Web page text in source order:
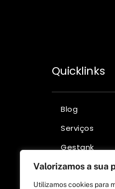
Valorizamos a sua
Utilizamos cookies para
Quicklinks
Blog
Serviços
Gestank
Salestank +
Pedido de